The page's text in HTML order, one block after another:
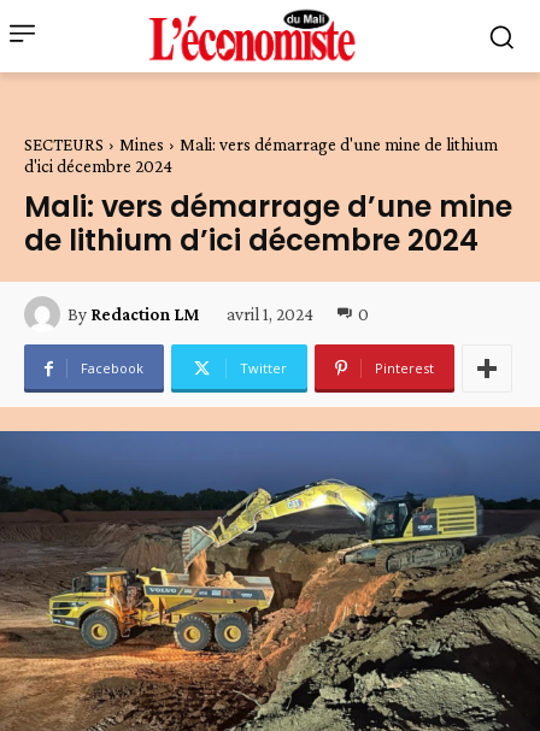
SECTEURS Mines
Mali: vers démarrage d'une mine de lithium
d'ici décembre 2024
Mali: vers démarrage d’une mine
de lithium d’ici décembre 2024
By Redaction LM avril 1, 2024 0
Facebook Twitter Pinterest